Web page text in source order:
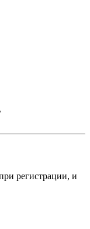
регистрации, и